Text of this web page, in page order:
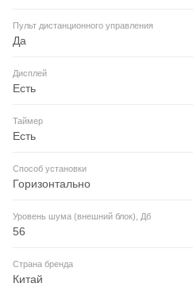
Пульт дистанционного управления
Да
Дисплей
Есть
Таймер
Есть
Способ установки
Горизонтально
Уровень шума (внешний блок), Дб
56
Страна бренда
Китай